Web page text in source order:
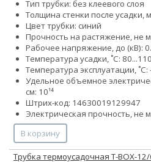
Тип трубки: без клеевого слоя
Толщина стенки после усадки,
Цвет трубки: синий
Прочность на растяжение, не
Рабочее напряжение, до (кВ):
Температура усадки, ˚С: 80...110
Температура эксплуатации, ˚С:
Удельное объемное
см: 10¹⁴
Штрих-код: 14630019129947
Электрическая прочность, не
В корзину
Трубка термоусадочная Т-BOX-